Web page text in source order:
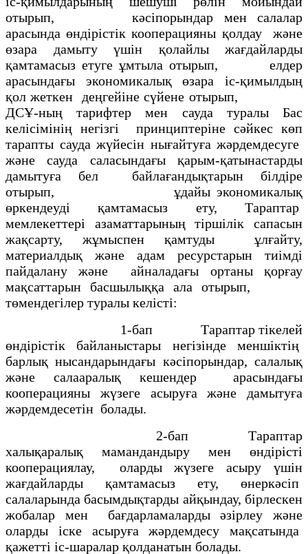
отырып, кәсіпорындар мен салалар
арасында өндірістік кооперацияны қолдау және
өзара дамыту үшін қолайлы жағдайларды
қамтамасыз етуге ұмтыла отырып, елдер
арасындағы экономикалық өзара іс-қимылдың
қол жеткен деңгейіне сүйене отырып,
ДСҰ-ның тарифтер мен сауда туралы Бас
келісімінің негізгі принциптеріне сәйкес көп
тарапты сауда жүйесін нығайтуға жәрдемдесуге
және сауда саласындағы қарым-қатынастарды
дамытуға бел байлағандықтарын білдіре
отырып, ұдайы экономикалық
өркендеуді қамтамасыз ету, Тараптар
мемлекеттері азаматтарының тіршілік сапасын
жақсарту, жұмыспен қамтуды ұлғайту,
материалдық және адам ресурстарын тиімді
пайдалану және айналадағы ортаны қорғау
мақсаттарын басшылыққа ала отырып,
төмендегілер туралы келісті:
1-бап Тараптар тікелей
өндірістік байланыстары негізінде меншіктің
барлық нысандарындағы кәсіпорындар, салалық
және салааралық кешендер арасындағы
кооперацияны жүзеге асыруға және дамытуға
жәрдемдесетін болады.
2-бап Тараптар
халықаралық мамандандыру мен өндірісті
кооперациялау, оларды жүзеге асыру үшін
жағдайларды қамтамасыз ету, өнеркәсіп
салаларында басымдықтарды айқындау, бірлескен
жобалар мен бағдарламаларды әзірлеу және
оларды іске асыруға жәрдемдесу мақсатында
қажетті іс-шаралар қолданатын болады.